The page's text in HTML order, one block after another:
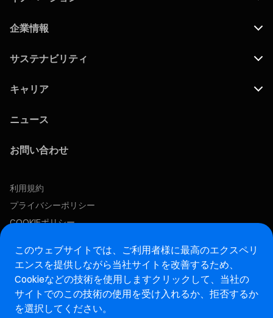
企業情報
サステナビリティ
キャリア
ニュース
お問い合わせ
利用規約
プライバシーポリシー
COOKIEポリシー
この求人に応募する
アフターマーケットウェブサイト
マレリ・インテグリティホットライン・ウェブサイト
このウェブサイトでは、ご利用者様に最高のエクスペリ
エンスを提供しながら当社サイトを改善するため、
Cookieなどの技術を使用しますクリックして、当社の
サイトでのこの技術の使用を受け入れるか、拒否するか
を選択してください。